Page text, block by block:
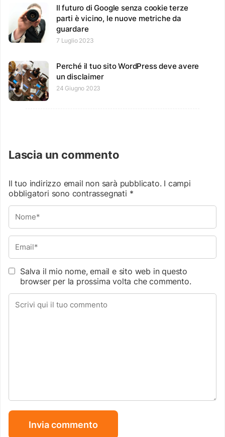
Il futuro di Google senza cookie terze
parti è vicino, le nuove metriche da
guardare
7 Luglio 2023
Perché il tuo sito WordPress deve avere
un disclaimer
24 Giugno 2023
Lascia un commento
Il tuo indirizzo email non sarà pubblicato. I campi
obbligatori sono contrassegnati *
Salva il mio nome, email e sito web in questo
browser per la prossima volta che commento.